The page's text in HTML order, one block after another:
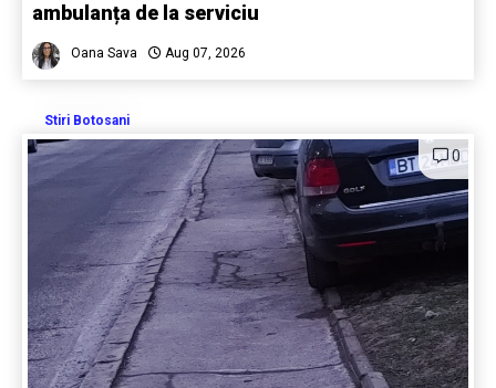
ambulanța de la serviciu
Oana Sava Aug 07, 2026
Stiri Botosani
0